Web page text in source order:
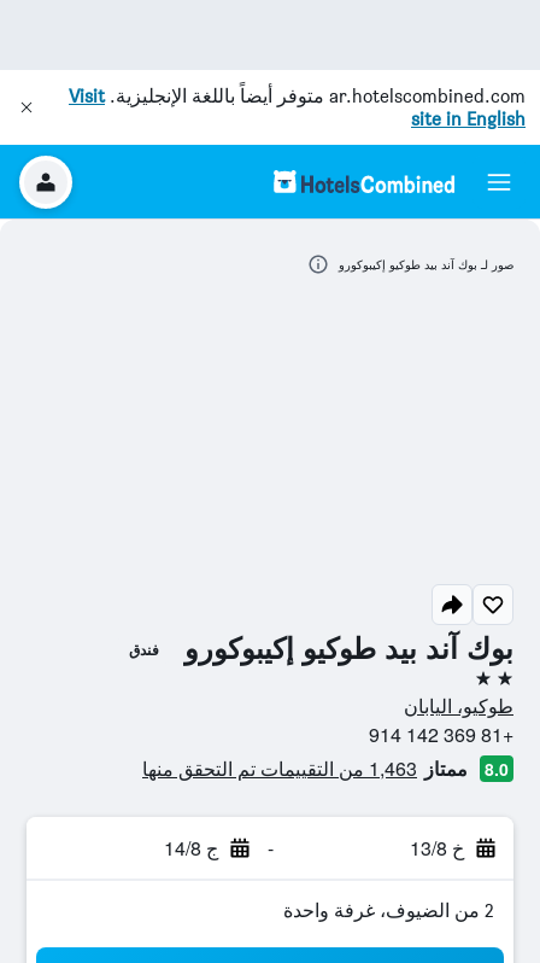
ar.hotelscombined.com متوفر أيضاً باللغة الإنجليزية.Visit
site in English
بوك آند بيد طوكيو إكيبوكورو فندق
2 نجمتين
طوكيو، اليابان
+81 369 142 914
8.0 ممتاز 1,463 من التقييمات تم التحقق منها
خ 13/8 - ج 14/8
2 من الضيوف، غرفة واحدة
صور لـ بوك آند بيد طوكيو إكيبوكورو